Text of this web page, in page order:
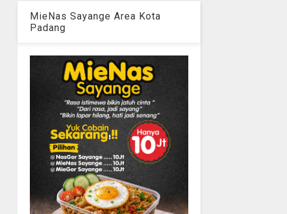
MieNas Sayange Area Kota
Padang